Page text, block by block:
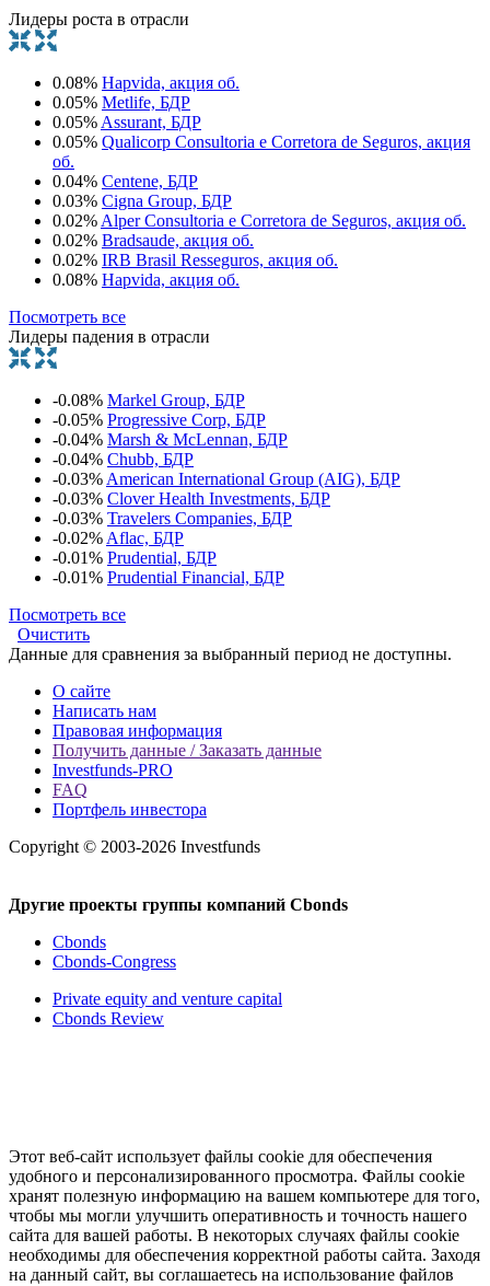
Лидеры роста в отрасли
0.08% Hapvida, акция об.
0.05% Metlife, БДР
0.05%Assurant, БДР
0.05% Qualicorp Consultoria e Corretora de Seguros, акция
об.
0.04% Centene, БДР
0.03% Cigna Group, БДР
0.02%Alper Consultoria e Corretora de Seguros, акция об.
0.02% Bradsaude, акция об.
0.02% IRB Brasil Resseguros, акция об.
0.08% Hapvida, акция об.
Посмотреть все
Лидеры падения в отрасли
-0.08% Markel Group, БДР
-0.05% Progressive Corp, БДР
-0.04% Marsh & McLennan, БДР
-0.04% Chubb, БДР
-0.03%American International Group (AIG), БДР
-0.03% Clover Health Investments, БДР
-0.03% Travelers Companies, БДР
-0.02%Aflac, БДР
-0.01% Prudential, БДР
-0.01% Prudential Financial, БДР
Посмотреть все
Очистить
Данные для сравнения за выбранный период не доступны.
О сайте
Написать нам
Правовая информация
Получить данные / Заказать данные
Investfunds-PRO
FAQ
Портфель инвестора
Copyright © 2003-2026 Investfunds
Другие проекты группы компаний Cbonds
Cbonds
Cbonds-Congress
Private equity and venture capital
Cbonds Review
Этот веб-сайт использует файлы cookie для обеспечения
удобного и персонализированного просмотра. Файлы cookie
хранят полезную информацию на вашем компьютере для того,
чтобы мы могли улучшить оперативность и точность нашего
сайта для вашей работы. В некоторых случаях файлы cookie
необходимы для обеспечения корректной работы сайта. Заходя
на данный сайт, вы соглашаетесь на использование файлов